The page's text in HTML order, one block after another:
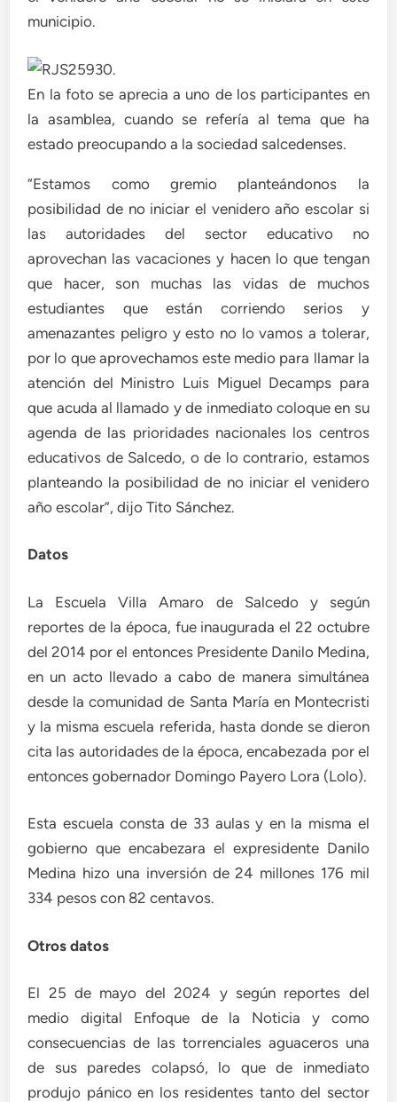
municipio.
En la foto se aprecia a uno de los participantes en
la asamblea, cuando se refería al tema que ha
estado preocupando a la sociedad salcedenses.
“Estamos como gremio planteándonos la
posibilidad de no iniciar el venidero año escolar si
las autoridades del sector educativo no
aprovechan las vacaciones y hacen lo que tengan
que hacer, son muchas las vidas de muchos
estudiantes que están corriendo serios y
amenazantes peligro y esto no lo vamos a tolerar,
por lo que aprovechamos este medio para llamar la
atención del Ministro Luis Miguel Decamps para
que acuda al llamado y de inmediato coloque en su
agenda de las prioridades nacionales los centros
educativos de Salcedo, o de lo contrario, estamos
planteando la posibilidad de no iniciar el venidero
año escolar”, dijo Tito Sánchez.
Datos
La Escuela Villa Amaro de Salcedo y según
reportes de la época, fue inaugurada el 22 octubre
del 2014 por el entonces Presidente Danilo Medina,
en un acto llevado a cabo de manera simultánea
desde la comunidad de Santa María en Montecristi
y la misma escuela referida, hasta donde se dieron
cita las autoridades de la época, encabezada por el
entonces gobernador Domingo Payero Lora (Lolo).
Esta escuela consta de 33 aulas y en la misma el
gobierno que encabezara el expresidente Danilo
Medina hizo una inversión de 24 millones 176 mil
334 pesos con 82 centavos.
Otros datos
El 25 de mayo del 2024 y según reportes del
medio digital Enfoque de la Noticia y como
consecuencias de las torrenciales aguaceros una
de sus paredes colapsó, lo que de inmediato
produjo pánico en los residentes tanto del sector